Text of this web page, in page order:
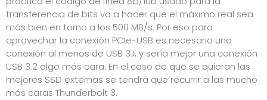
transferencia de bits va a hacer que el máximo real sea
más bien en torno a los 500 MB/s. Por eso para
aprovechar la conexión PCIe-USB es necesario una
conexión al menos de USB 3.1, y sería mejor una conexión
USB 3.2 algo más cara. En el caso de que se quieran las
mejores SSD externas se tendrá que recurrir a las mucho
más caras Thunderbolt 3.